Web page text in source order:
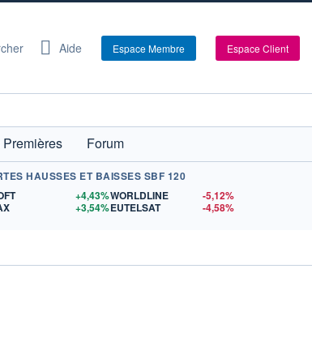
Aide Espace Membre Espace Client
Forum
HAUSSES ET BAISSES SBF 120
+4,43%
+3,54%
WORLDLINE
-5,12%
EUTELSAT
-4,58%